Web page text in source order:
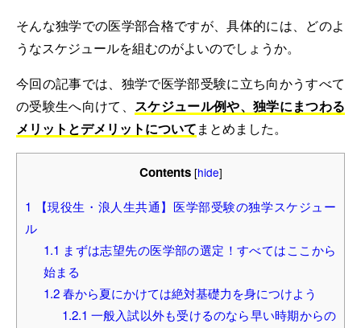
そんな独学での医学部合格ですが、具体的には、どのよ
うなスケジュールを組むのがよいのでしょうか。
今回の記事では、独学で医学部受験に立ち向かうすべて
の受験生へ向けて、 スケジュール例や、独学にまつわる
メリットとデメリットについてまとめました。
Contents [hide]
1 【現役生・浪人生共通】医学部受験の独学スケジュー
ル
1.1 まずは志望先の医学部の選定！すべてはここから
始まる
1.2春から夏にかけては絶対基礎力を身につけよう
1.2.1 一般入試以外も受けるのなら早い時期からの